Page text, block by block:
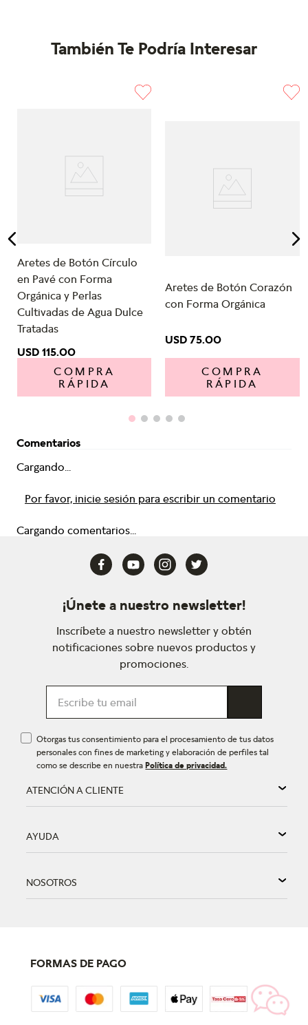
También Te Podría Interesar
Aretes de Botón Círculo
en Pavé con Forma
Orgánica y Perlas
Cultivadas de Agua Dulce
Tratadas
USD 115.00
COMPRA
RÁPIDA
Aretes de Botón Corazón
con Forma Orgánica
USD 75.00
COMPRA
RÁPIDA
Comentarios
Cargando...
Por favor, inicie sesión para escribir un comentario
Cargando comentarios...
¡Únete a nuestro newsletter!
Inscríbete a nuestro newsletter y obtén
notificaciones sobre nuevos productos y
promociones.
Otorgas tus consentimiento para el procesamiento de tus datos
personales con fines de marketing y elaboración de perfiles tal
como se describe en nuestraPolítica de privacidad.
ATENCIÓN A CLIENTE
AYUDA
NOSOTROS
FORMAS DE PAGO